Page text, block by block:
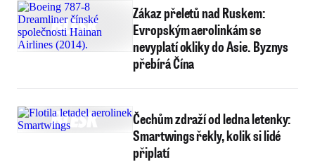
Zákaz přeletů nad Ruskem:
Evropským aerolinkám se
nevyplatí okliky do Asie. Byznys
přebírá Čína
Čechům zdraží od ledna letenky:
Smartwings řekly, kolik si lidé
připlatí